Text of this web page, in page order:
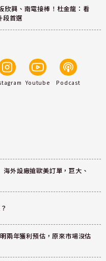
欣興、南電接棒！杜金龍：看
段首選
Youtube Podcast
外設廠搶歐美訂單，巨大、
兩年獲利預估，原來市場沒估